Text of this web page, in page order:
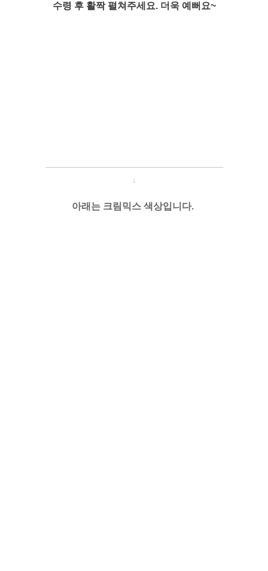
수령 후 활짝 펼쳐주세요. 더욱 예뻐요~
───────────────────────────
↓
아래는 크림믹스 색상입니다.